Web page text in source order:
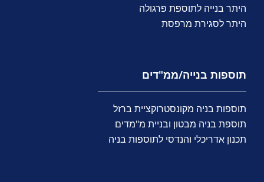
היתר בנייה לתוספת פרגולה
היתר לסגירת מרפסת
תוספות בנייה/ממ"דים
תוספות בניה מקונסטרוקציית ברזל
תוספת בניה מבטון ובניית מ"מדים
תכנון אדריכלי והנדסי לתוספות בניה